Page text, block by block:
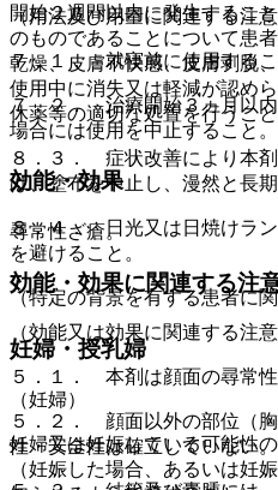
開始２週間以内に発生するこ
のものであることについて患
乾燥、皮膚不快感、皮膚剥脱
使用中に消失又は軽減が認め
休薬等の適切な処置を行うこ
８．３． 症状改善により本
は、塗布を中止し、漫然と長
８．４． 日光又は日焼けラ
を避けること。
（特定の背景を有する患者に関
妊婦・授乳婦
（妊婦）
妊婦又は妊娠している可能性
（妊娠した場合、あるいは妊
（用法及び用量に関連する注
７．１． 就寝前に使用する
７．２． 治療開始３ヵ月以
場合には使用を中止すること。
効能・効果
尋常性ざ瘡。
効能・効果に関連する注
（効能又は効果に関連する注意
５．１． 本剤は顔面の尋常性
５．２． 顔面以外の部位（
性・安全性は確立していない。